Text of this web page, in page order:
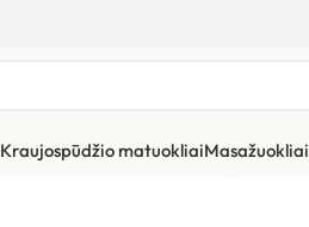
Kraujospūdžio matuokliaiMasažuokliai